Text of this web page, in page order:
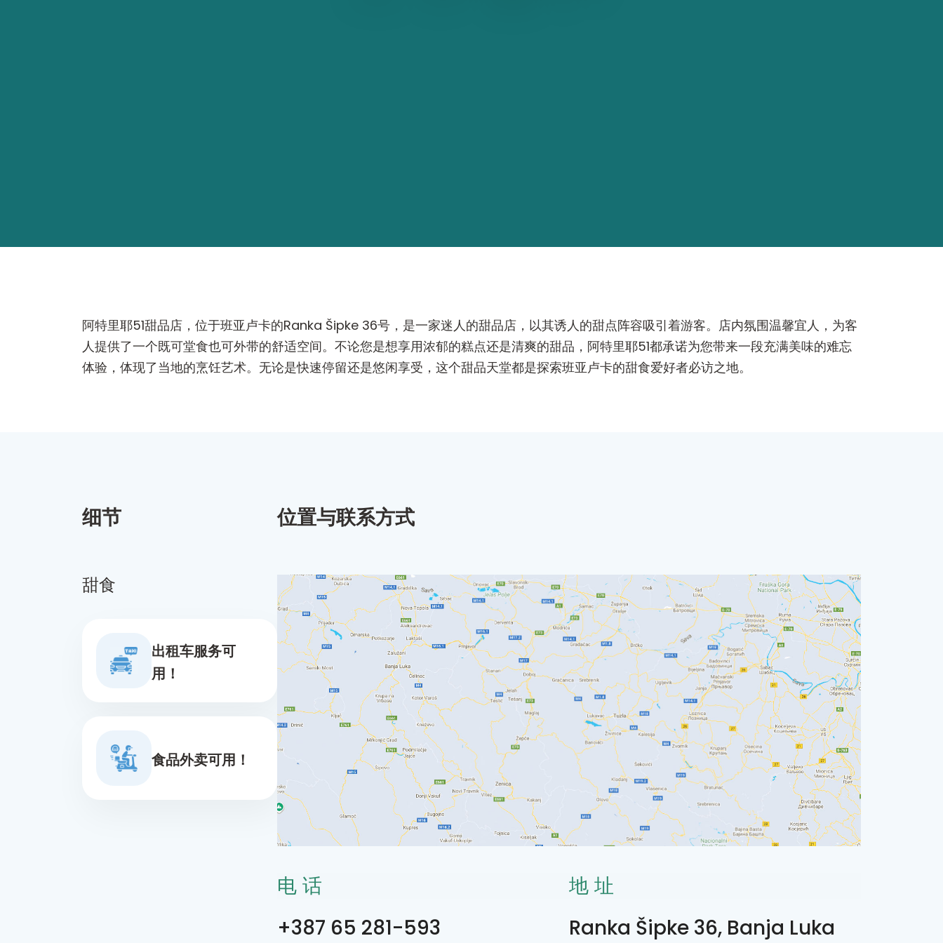
阿特里耶51甜品店，位于班亚卢卡的Ranka Šipke 36号，是一家迷人的甜品店，以其诱人的甜点阵容吸引着游客。店内氛围温馨宜人，为客
人提供了一个既可堂食也可外带的舒适空间。不论您是想享用浓郁的糕点还是清爽的甜品，阿特里耶51都承诺为您带来一段充满美味的难忘
体验，体现了当地的烹饪艺术。无论是快速停留还是悠闲享受，这个甜品天堂都是探索班亚卢卡的甜食爱好者必访之地。
细节
甜食
出租车服务可
用！
食品外卖可用！
位置与联系方式
电话
+387 65 281-593
地址
Ranka Šipke 36, Banja Luka